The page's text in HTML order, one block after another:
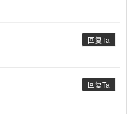
回复Ta
回复Ta